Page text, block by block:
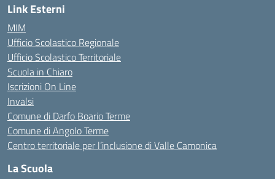
Link Esterni
MIM
Ufficio Scolastico Regionale
Ufficio Scolastico Territoriale
Scuola in Chiaro
Iscrizioni On Line
Invalsi
Comune di Darfo Boario Terme
Comune di Angolo Terme
Centro territoriale per l’inclusione di Valle Camonica
La Scuola